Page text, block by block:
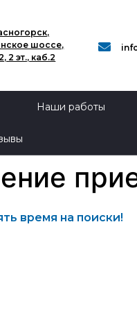
шоссе,
2 эт., каб.2
Наши работы
время на поиски!